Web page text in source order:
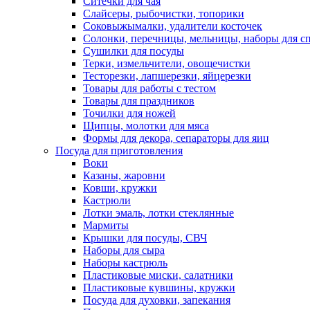
Слайсеры, рыбочистки, топорики
Соковыжымалки, удалители косточек
Солонки, перечницы, мельницы, наборы для
Сушилки для посуды
Терки, измельчители, овощечистки
Тесторезки, лапшерезки, яйцерезки
Товары для работы с тестом
Товары для праздников
Точилки для ножей
Щипцы, молотки для мяса
Формы для декора, сепараторы для яиц
Посуда для приготовления
Воки
Казаны, жаровни
Ковши, кружки
Кастрюли
Лотки эмаль, лотки стеклянные
Мармиты
Крышки для посуды, СВЧ
Наборы для сыра
Наборы кастрюль
Пластиковые миски, салатники
Пластиковые кувшины, кружки
Посуда для духовки, запекания